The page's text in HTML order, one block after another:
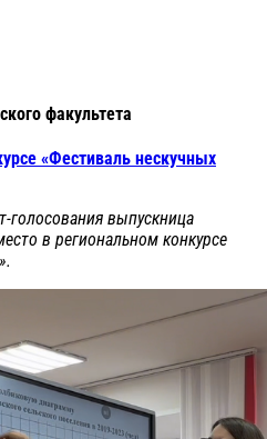
факультета
«Фестиваль нескучных
голосования выпускница
в региональном конкурсе